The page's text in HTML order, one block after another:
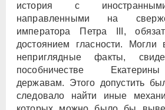
история с
направленными на
императора Петра III,
достоянием гласности. Могли
неприглядные факты,
пособничестве
державам. Этого допустить
следовало найти иные